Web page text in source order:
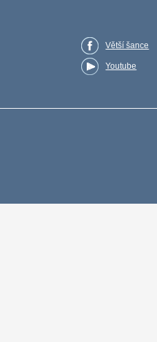
Větší šance
Youtube